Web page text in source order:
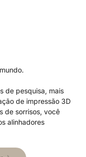
de pesquisa, mais
de impressão 3D
de sorrisos, você
alinhadores